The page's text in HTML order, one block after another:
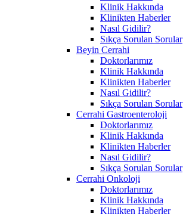
Klinik Hakkında
Klinikten Haberler
Nasıl Gidilir?
Sıkça Sorulan Sorular
Beyin Cerrahi
Doktorlarımız
Klinik Hakkında
Klinikten Haberler
Nasıl Gidilir?
Sıkça Sorulan Sorular
Cerrahi Gastroenteroloji
Doktorlarımız
Klinik Hakkında
Klinikten Haberler
Nasıl Gidilir?
Sıkça Sorulan Sorular
Cerrahi Onkoloji
Doktorlarımız
Klinik Hakkında
Klinikten Haberler